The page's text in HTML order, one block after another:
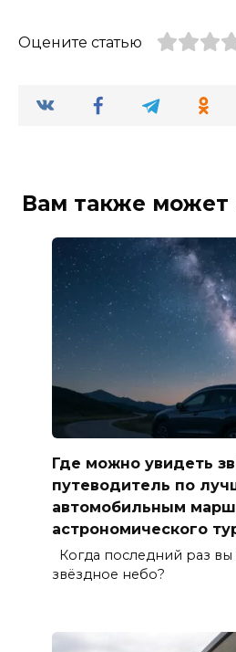
Оцените статью
Вам также может
Где можно увидеть
путеводитель по
автомобильным
астрономического
Когда последний раз
звёздное небо?